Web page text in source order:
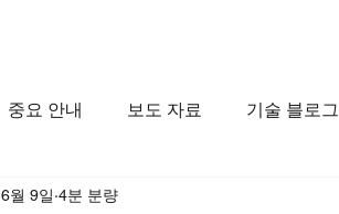
중요 안내 보도 자료 기술 블로그
6월 9일 4분 분량